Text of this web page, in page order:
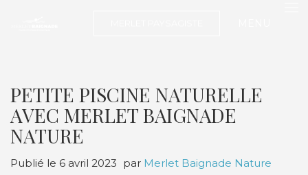
PETITE PISCINE NATURELLE
AVEC MERLET BAIGNADE
NATURE
Publié le 6 avril 2023 par Merlet Baignade Nature